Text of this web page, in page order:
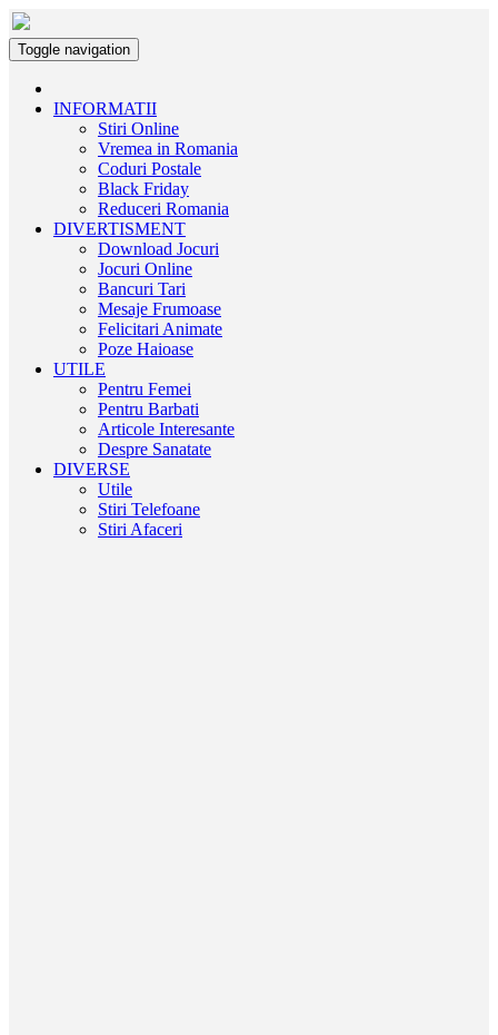
Toggle navigation
INFORMATII
Stiri Online
Vremea in Romania
Coduri Postale
Black Friday
Reduceri Romania
DIVERTISMENT
Download Jocuri
Jocuri Online
Bancuri Tari
Mesaje Frumoase
Felicitari Animate
Poze Haioase
UTILE
Pentru Femei
Pentru Barbati
Articole Interesante
Despre Sanatate
DIVERSE
Utile
Stiri Telefoane
Stiri Afaceri